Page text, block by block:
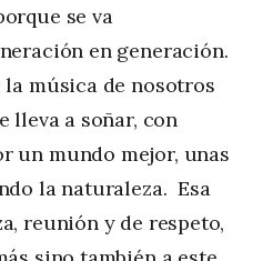
se va
en generación.
la música de nosotros
lleva a soñar, con
un mundo mejor, unas
la naturaleza. Esa
reunión y de respeto,